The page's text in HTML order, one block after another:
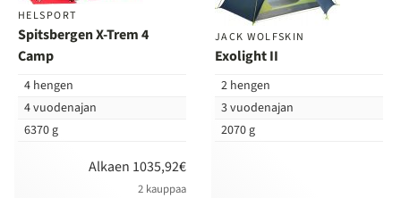
HELSPORT
Spitsbergen X-Trem 4
Camp
4 hengen
4 vuodenajan
6370 g
Alkaen 1035,92€
2 kauppaa
JACK WOLFSKIN
Exolight II
2 hengen
3 vuodenajan
2070 g